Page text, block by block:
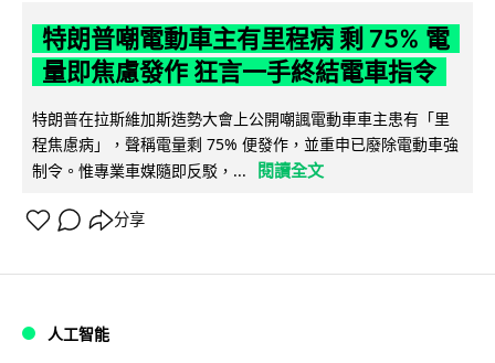
特朗普嘲電動車主有里程病 剩 75% 電
量即焦慮發作 狂言一手終結電車指令
特朗普在拉斯維加斯造勢大會上公開嘲諷電動車車主患有「里
程焦慮病」，聲稱電量剩 75% 便發作，並重申已廢除電動車強
制令。惟專業車媒隨即反駁，...
閱讀全文
分享
人工智能